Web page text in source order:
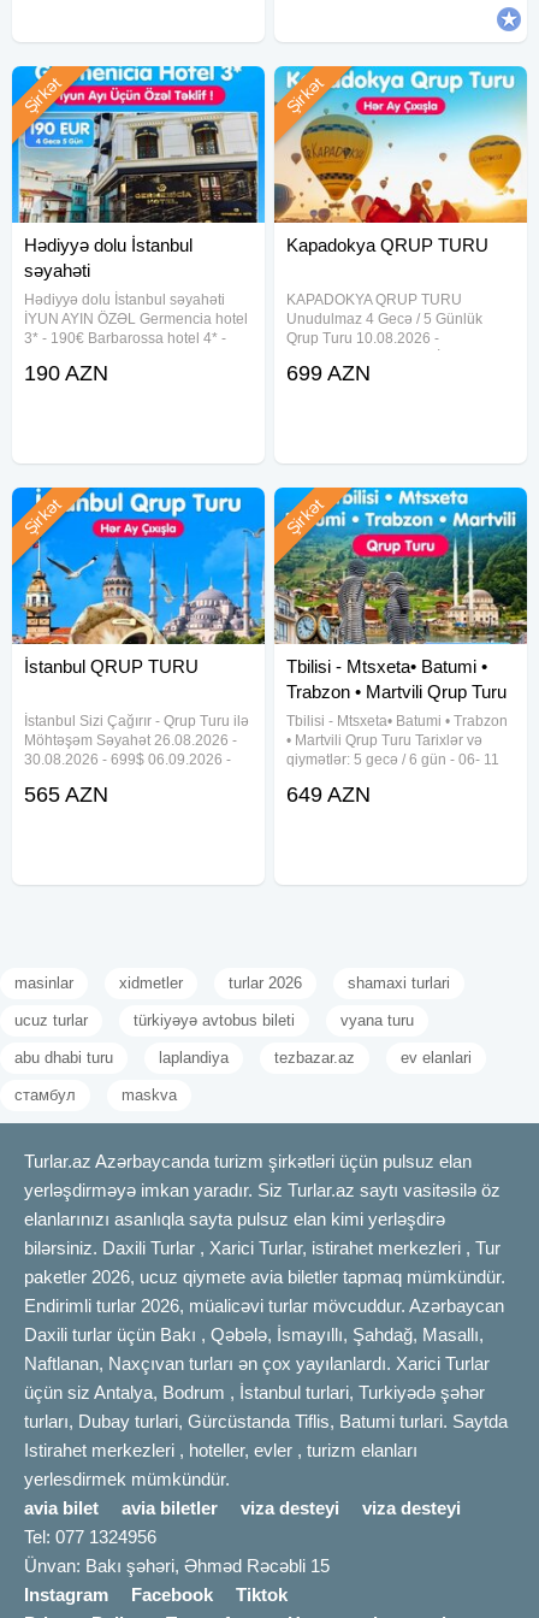
Hədiyyə dolu İstanbul
səyahəti
Hədiyyə dolu İstanbul səyahəti
İYUN AYIN ÖZƏL Germencia hotel
3* - 190€ Barbarossa hotel 4* -
Tura daxildir Oteldə gecələmə
Şirkət
190 AZN
Kapadokya QRUP TURU
KAPADOKYA QRUP TURU
Unudulmaz 4 Gecə / 5 Günlük
Qrup Turu 10.08.2026 -
ödəniş: 50% - Növbəti Tarixlər 19-
Şirkət
699 AZN
İstanbul QRUP TURU
İstanbul Sizi Çağırır - Qrup Turu ilə
Möhtəşəm Səyahət 26.08.2026 -
30.08.2026 - 699$ 06.09.2026 -
30.09.2026 - 729$ 06.10.2026 -
Şirkət
565 AZN
Tbilisi - Mtsxeta• Batumi •
Trabzon • Martvili Qrup Turu
Tbilisi - Mtsxeta• Batumi • Trabzon
• Martvili Qrup Turu Tarixlər və
qiymətlər: 5 gecə / 6 gün - 06- 11
USD - 01- 06 avqust 649 USD -
Şirkət
649 AZN
masinlar xidmetler turlar 2026 shamaxi turlari
ucuz turlar türkiyəyə avtobus bileti vyana turu
abu dhabi turu laplandiya tezbazar.az ev elanlari
стамбул maskva
Turlar.az Azərbaycanda turizm şirkətləri üçün pulsuz elan
yerləşdirməyə imkan yaradır. Siz Turlar.az saytı vasitəsilə öz
elanlarınızı asanlıqla sayta pulsuz elan kimi yerləşdirə
bilərsiniz. Daxili Turlar , Xarici Turlar, istirahet merkezleri , Tur
paketler 2026, ucuz qiymete avia biletler tapmaq mümkündür.
Endirimli turlar 2026, müalicəvi turlar mövcuddur. Azərbaycan
Daxili turlar üçün Bakı , Qəbələ, İsmayıllı, Şahdağ, Masallı,
Naftlanan, Naxçıvan turları ən çox yayılanlardı. Xarici Turlar
üçün siz Antalya, Bodrum , İstanbul turlari, Turkiyədə şəhər
turları, Dubay turlari, Gürcüstanda Tiflis, Batumi turlari. Saytda
Istirahet merkezleri , hoteller, evler , turizm elanları
yerlesdirmek mümkündür.
avia bilet
avia biletler viza desteyi
viza desteyi
Tel: 077 1324956
Ünvan: Bakı şəhəri, Əhməd Rəcəbli 15
Instagram
Facebook
Tiktok